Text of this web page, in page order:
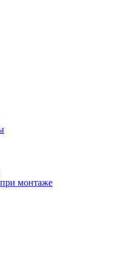
монтаже